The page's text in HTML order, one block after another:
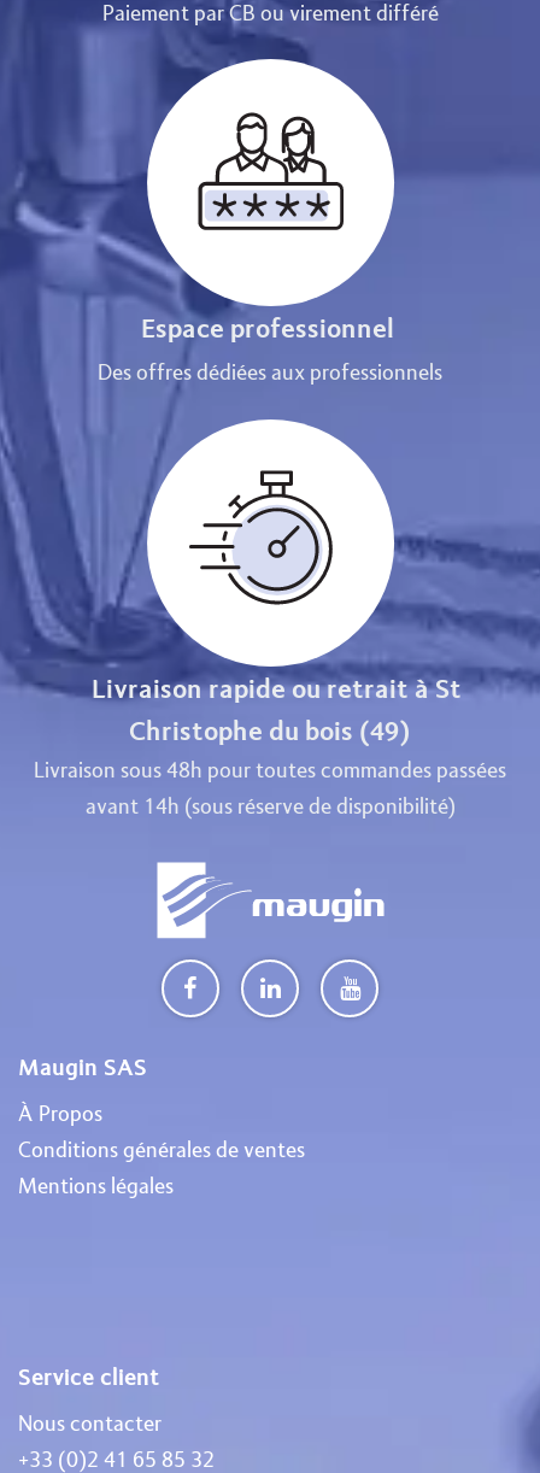
Paiement par CB ou virement différé
Espace professionnel
Des offres dédiées aux professionnels
Livraison rapide ou retrait à St
Christophe du bois (49)
Livraison sous 48h pour toutes commandes passées
avant 14h (sous réserve de disponibilité)
Maugin SAS
À Propos
Conditions générales de ventes
Mentions légales
Service client
Nous contacter
+33 (0)2 41 65 85 32